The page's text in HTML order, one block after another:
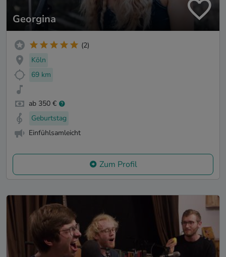
Georgina
(2)
Köln
69 km
ab 350 €
Geburtstag
Einfühlsamleicht
Zum Profil